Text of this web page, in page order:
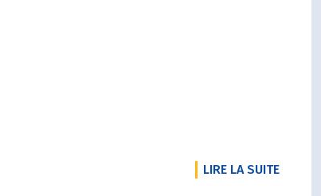
RADD 2025 EST SORTI ! LIRE LA SUITEDE